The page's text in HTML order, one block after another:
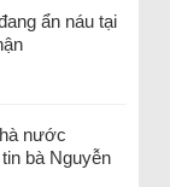
ẩn náu tại
nước
bà Nguyễn